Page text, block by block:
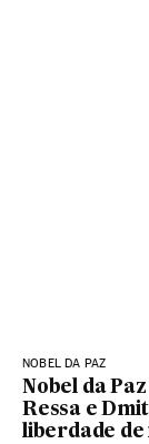
NOBEL DA PAZ
Nobel da
Ressa e
liberdade